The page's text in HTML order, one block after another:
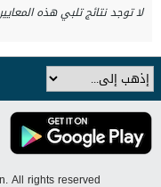
لا توجد نتائج تلبي هذه
All rights reserved.